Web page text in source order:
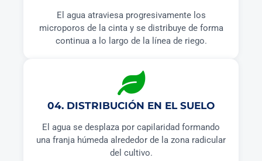
El agua atraviesa progresivamente los
microporos de la cinta y se distribuye de forma
continua a lo largo de la línea de riego.
04. DISTRIBUCIÓN EN EL SUELO
El agua se desplaza por capilaridad formando
una franja húmeda alrededor de la zona radicular
del cultivo.